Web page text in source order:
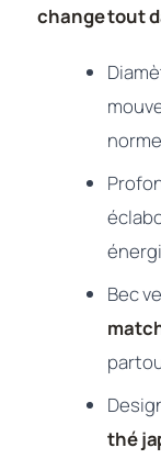
change tout
Bec
thé